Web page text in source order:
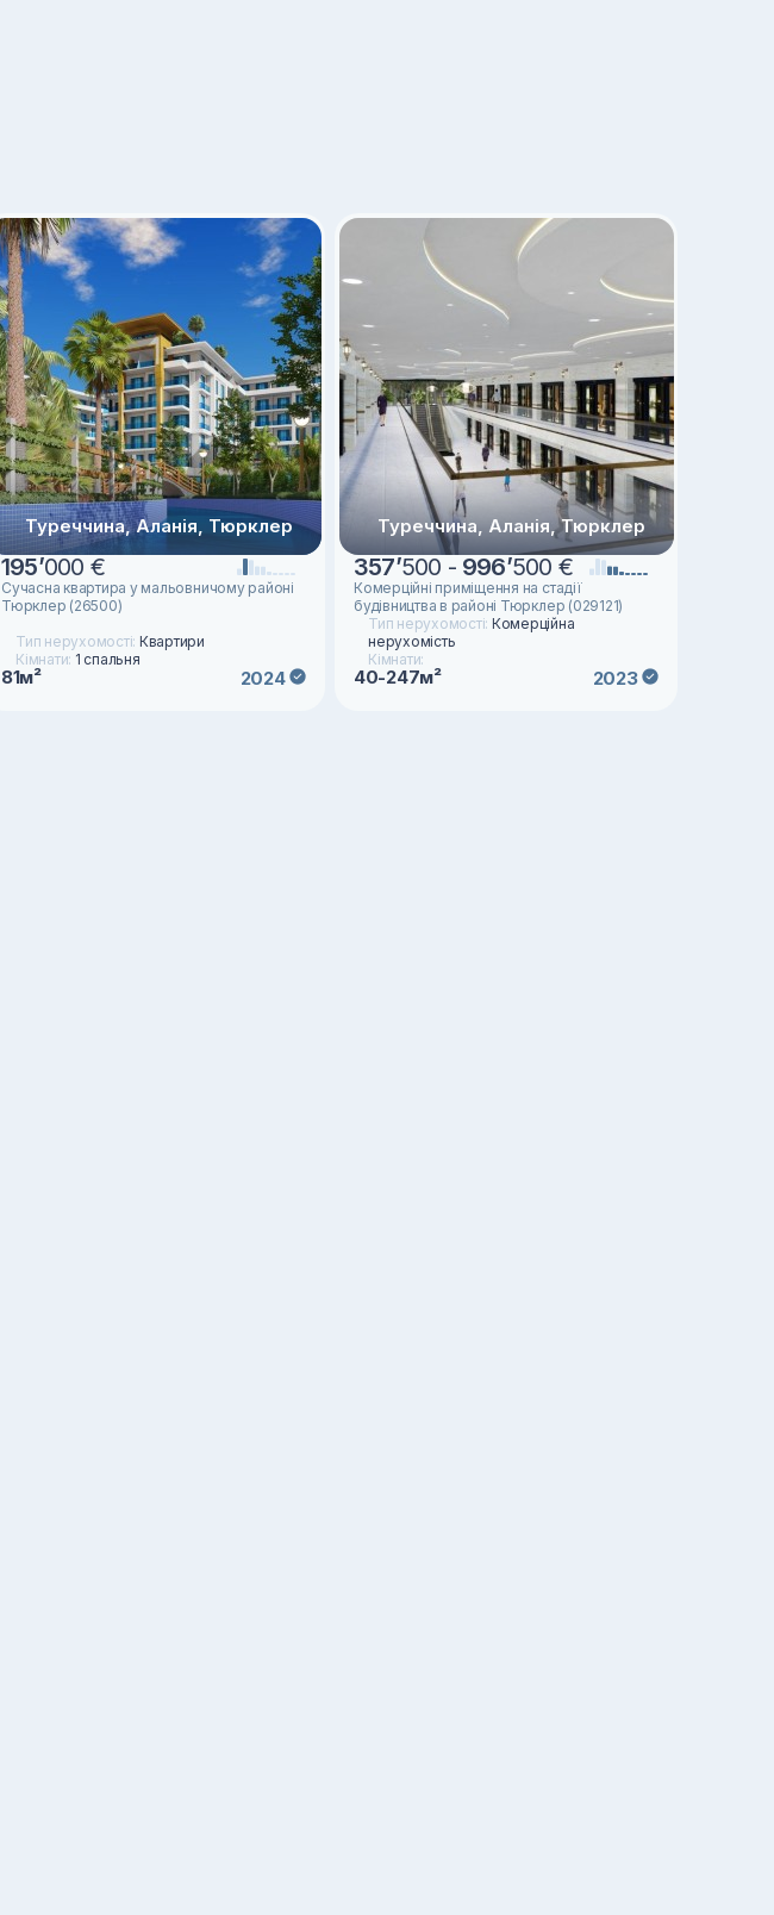
Туреччина, Аланія, Тюрклер
195’000 €
Сучасна квартира у мальовничому районі
Тюрклер (26500)
Тип нерухомості: Квартири
Кімнати: 1 спальня
81м² 2024
Туреччина, Аланія, Тюрклер
357’500 - 996’500 €
Комерційні приміщення на стадії
будівництва в районі Тюрклер (029121)
Тип нерухомості: Комерційна
нерухомість
Кімнати:
40-247м² 2023